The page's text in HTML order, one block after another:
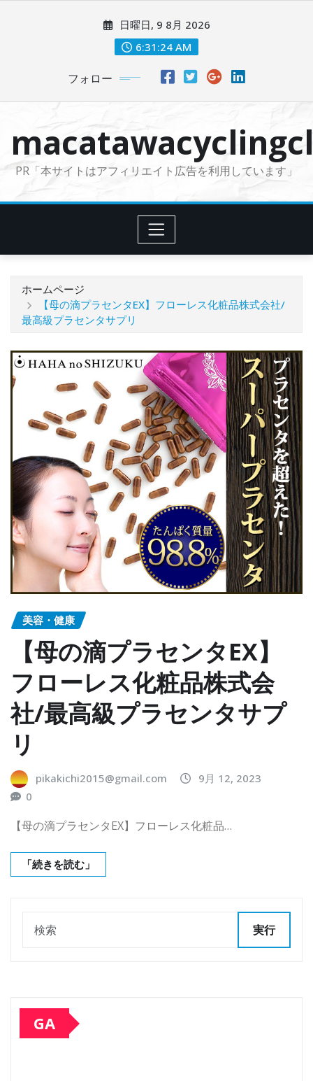
に
日曜日, 9 8月 2026
6:31:25 AM
フォロー
PR「本サイトはアフィリエイト広告を利用しています」
ホームページ
【母の滴プラセンタEX】フローレス化粧品株式会社/
最高級プラセンタサプリ
美容・健康
【母の滴プラセンタEX】
フローレス化粧品株式会
社/最高級プラセンタサプ
リ
pikakichi2015@gmail.com
9月 12, 2023
0
【母の滴プラセンタEX】フローレス化粧品…
「続きを読む」
実行
GA